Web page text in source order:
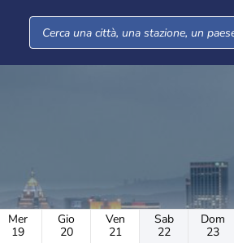
Mer
19
Gio
20
Ven
21
Sab
22
Dom
23